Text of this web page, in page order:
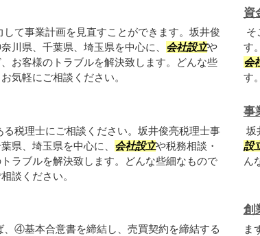
て事業計画を見直すことができます。坂井俊
川県、千葉県、埼玉県を中心に、 会社設立や
お客様のトラブルを解決致します。どんな些
気軽にご相談ください。
資
そ
す
会
す
税理士にご相談ください。坂井俊亮税理士事
県、埼玉県を中心に、 会社設立や税務相談・
ラブルを解決致します。どんな些細なもので
談ください。
事
坂
設
ん
、④基本合意書を締結し、売買契約を締結する
創
ま